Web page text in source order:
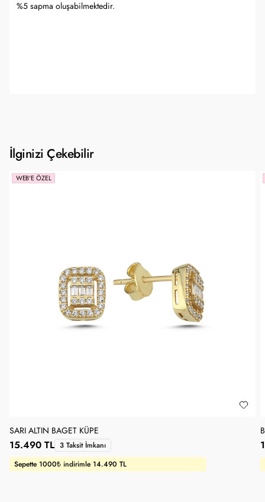
%5 sapma oluşabilmektedir.
İlginizi Çekebilir
WEB'E ÖZEL
SARI ALTIN BAGET KÜPE
Sepette 1000₺ indirimle 14.490 TL
15.490 TL 3 Taksit İmkanı